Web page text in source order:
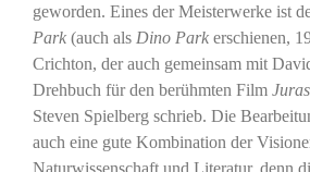
geworden. Eines der Meisterwerke ist
Park (auch als Dino Parkerschienen,
Crichton, der auch gemeinsam mit
Drehbuch für den berühmten Film
Steven Spielberg schrieb. Die
auch eine gute Kombination der
Naturwissenschaft und Literatur, denn